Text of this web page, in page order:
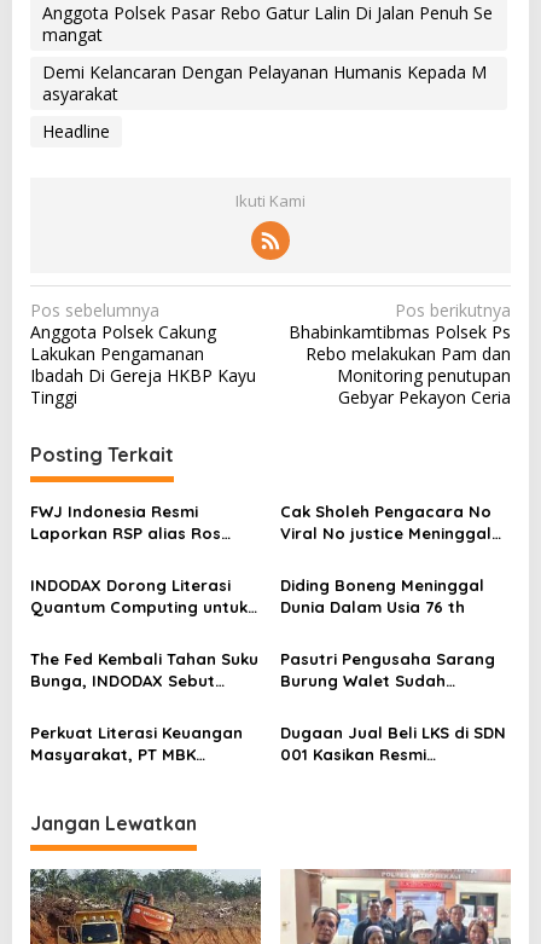
Anggota Polsek Pasar Rebo Gatur Lalin Di Jalan Penuh Se
mangat
Demi Kelancaran Dengan Pelayanan Humanis Kepada M
asyarakat
Headline
Ikuti Kami
N
a
v
i
g
a
s
i
p
o
s
Pos sebelumnya
Anggota Polsek Cakung
Lakukan Pengamanan
Ibadah Di Gereja HKBP Kayu
Tinggi
Pos berikutnya
Bhabinkamtibmas Polsek Ps
Rebo melakukan Pam dan
Monitoring penutupan
Gebyar Pekayon Ceria
Posting Terkait
FWJ Indonesia Resmi
Laporkan RSP alias Ros
Cak Sholeh Pengacara No
Viral No justice Meninggal
INDODAX Dorong Literasi
Quantum Computing untuk
Blockchain
Diding Boneng Meninggal
Dunia Dalam Usia 76 th
The Fed Kembali Tahan Suku
Bunga, INDODAX Sebut
Sentimen Pasar
Pasutri Pengusaha Sarang
Burung Walet Sudah
Pelapor Desak Polda Jambi
Segera Lakukan Penahanan
Perkuat Literasi Keuangan
Masyarakat, PT MBK
Dugaan Jual Beli LKS di SDN
001 Kasikan Resmi
Jangan Lewatkan